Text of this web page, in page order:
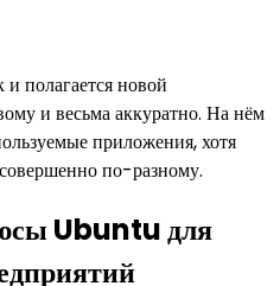
полагается новой
и весьма аккуратно. На нём
приложения, хотя
по-разному.
Ubuntu для